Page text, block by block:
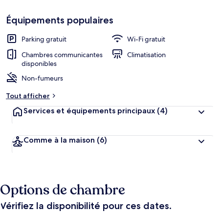
Équipements populaires
Parking gratuit
Wi-Fi gratuit
Chambres communicantes
disponibles
Climatisation
Non-fumeurs
Tout afficher
Services et équipements principaux (4)
Comme à la maison (6)
Options de chambre
Vérifiez la disponibilité pour ces dates.